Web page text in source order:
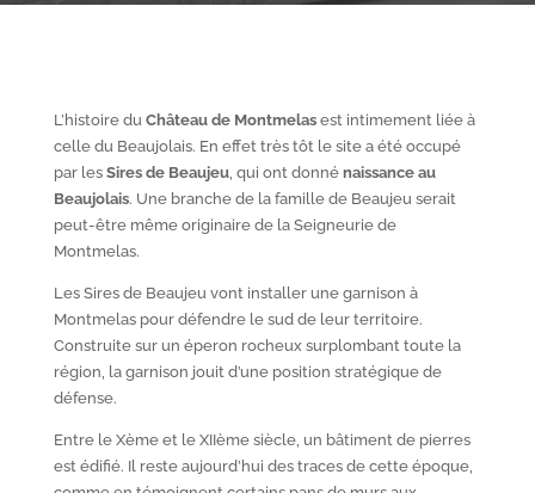
L’histoire duChâteau de Montmelasest intimement liée à
celle du Beaujolais. En effet très tôt le site a été occupé
par les Sires de Beaujeu, qui ont donné naissance au
Beaujolais. Une branche de la famille de Beaujeu serait
peut-être même originaire de la Seigneurie de
Montmelas.
Les Sires de Beaujeu vont installer une garnison à
Montmelas pour défendre le sud de leur territoire.
Construite sur un éperon rocheux surplombant toute la
région, la garnison jouit d’une position stratégique de
défense.
Entre le Xèmeet le XIIèmesiècle, un bâtiment de pierres
est édifié. Il reste aujourd’hui des traces de cette époque,